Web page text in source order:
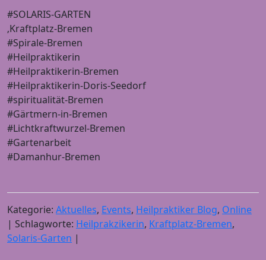
#SOLARIS-GARTEN
‚Kraftplatz-Bremen
#Spirale-Bremen
#Heilpraktikerin
#Heilpraktikerin-Bremen
#Heilpraktikerin-Doris-Seedorf
#spiritualität-Bremen
#Gärtmern-in-Bremen
#Lichtkraftwurzel-Bremen
#Gartenarbeit
#Damanhur-Bremen
Kategorie: Aktuelles, Events, Heilpraktiker Blog, Online
| Schlagworte: Heilprakzikerin, Kraftplatz-Bremen,
Solaris-Garten |